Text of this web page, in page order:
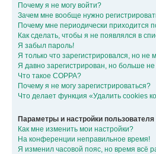
Почему я не могу войти?
Зачем мне вообще нужно
Почему мне периодически приходится
Как сделать, чтобы я не появлялся в
Я забыл пароль!
Я только что зарегистрировался, но не
Я давно зарегистрирован, но больше не
Что такое COPPA?
Почему я не могу зарегистрироваться?
Что делает функция «Удалить cookies
Параметры и настройки пользователя
Как мне изменить мои настройки?
На конференции неправильное время!
Я изменил часовой пояс, но время всё